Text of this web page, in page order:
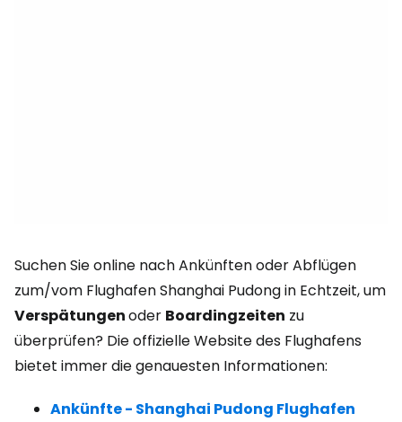
Suchen Sie online nach Ankünften oder Abflügen
zum/vom Flughafen Shanghai Pudong in Echtzeit, um
Verspätungenoder Boardingzeiten zu
überprüfen? Die offizielle Website des Flughafens
bietet immer die genauesten Informationen:
Ankünfte - Shanghai Pudong Flughafen